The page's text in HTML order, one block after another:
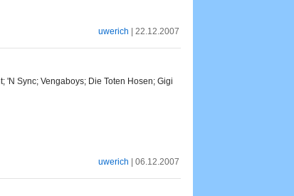
uwerich | 22.12.2007
'N Sync; Vengaboys; Die Toten Hosen; Gigi
uwerich | 06.12.2007